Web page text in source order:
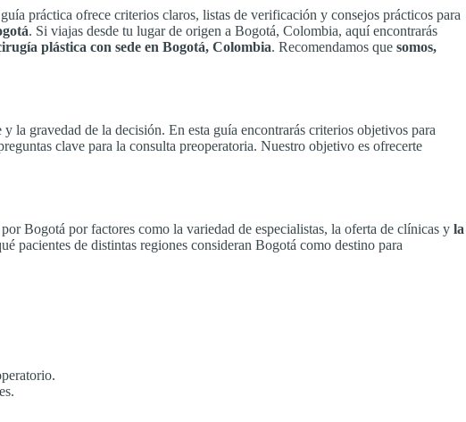
práctica ofrece criterios claros, listas de verificación y consejos prácticos para
. Si viajas desde tu lugar de origen a Bogotá, Colombia, aquí encontrarás
plástica con sede en Bogotá, Colombia. Recomendamos que somos,
la gravedad de la decisión. En esta guía encontrarás criterios objetivos para
clave para la consulta preoperatoria. Nuestro objetivo es ofrecerte
Bogotá por factores como la variedad de especialistas, la oferta de clínicas y la
pacientes de distintas regiones consideran Bogotá como destino para